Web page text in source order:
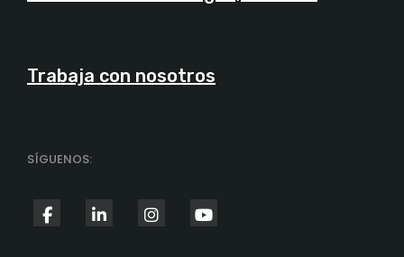
Trabaja con nosotros
SÍGUENOS:
fab
fab
fab
fab